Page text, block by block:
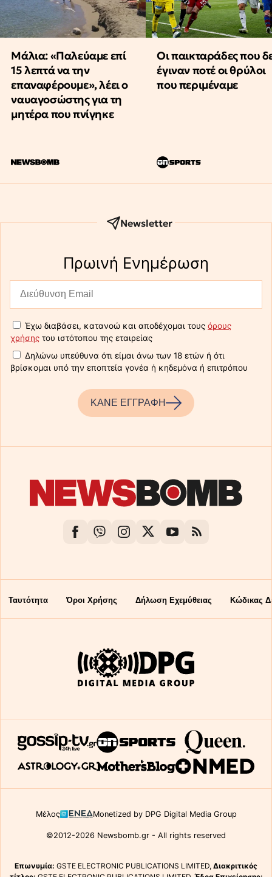
Μάλια: «Παλεύαμε επί
15 λεπτά να την
επαναφέρουμε», λέει ο
ναυαγοσώστης για τη
μητέρα που πνίγηκε
Οι παικταράδες που
έγιναν ποτέ οι θρύλοι
που περιμέναμε
Newsletter
Πρωινή Eνημέρωση
Έχω διαβάσει, κατανοώ και αποδέχομαι τους όρους
χρήσης του ιστότοπου της εταιρείας
Δηλώνω υπεύθυνα ότι είμαι άνω των 18 ετών ή ότι
βρίσκομαι υπό την εποπτεία γονέα ή κηδεμόνα ή επιτρόπου
ΚΑΝΕ ΕΓΓΡΑΦΗ
Ταυτότητα Όροι Χρήσης Δήλωση Εχεμύθειας Κώδικας
Μέλος Monetized by DPG Digital Media Group
©2012-2026 Newsbomb.gr - All rights reserved
Επωνυμία: GSTE ELECTRONIC PUBLICATIONS LIMITED, Διακριτικός